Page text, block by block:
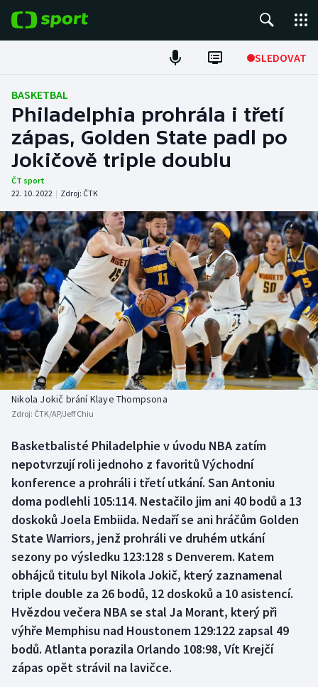
SLEDOVAT
ME v atletice
ME v plavání
Fotbal
Hokej
Tenis
DALŠÍ SPORTY
Americký fotbal
Atletika
Baseball a softbal
Basketbal
Boby a skeleton
Box
Curling
Cyklistika
Dostihy
Florbal
Futsal
NEPŘEHLÉDNĚTE
Soutěže
Historické návraty
Aplikace ČT sport
BASKETBAL
Philadelphia prohrála i třetí
zápas, Golden State padl po
Jokičově triple doublu
ČT sport
22. 10. 2022 | Zdroj: ČTK
Nikola Jokič brání Klaye Thompsona
Zdroj: ČTK/AP/Jeff Chiu
Basketbalisté Philadelphie v úvodu NBA zatím
nepotvrzují roli jednoho z favoritů Východní
konference a prohráli i třetí utkání. San Antoniu
doma podlehli 105:114. Nestačilo jim ani 40 bodů a 13
doskoků Joela Embiida. Nedaří se ani hráčům Golden
State Warriors, jenž prohráli ve druhém utkání
sezony po výsledku 123:128 s Denverem. Katem
obhájců titulu byl Nikola Jokič, který zaznamenal
triple double za 26 bodů, 12 doskoků a 10 asistencí.
Hvězdou večera NBA se stal Ja Morant, který při
výhře Memphisu nad Houstonem 129:122 zapsal 49
bodů. Atlanta porazila Orlando 108:98, Vít Krejčí
zápas opět strávil na lavičce.